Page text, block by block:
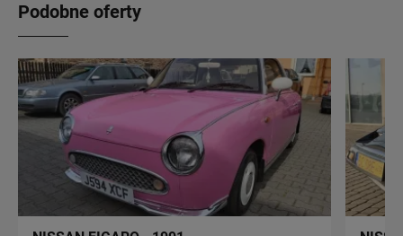
Podobne oferty